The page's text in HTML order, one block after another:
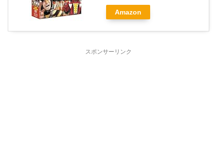
Amazon
スポンサーリンク